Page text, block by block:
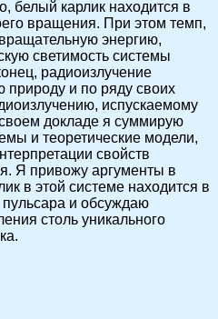
белый карлик находится в
вращения. При этом темп,
энергию,
светимость системы
радиоизлучение
природу и по ряду своих
испускаемому
докладе я суммирую
и теоретические модели,
свойств
Я привожу аргументы в
в этой системе находится в
и обсуждаю
столь уникального